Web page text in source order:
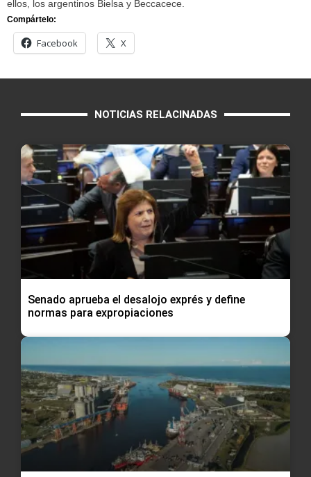
ellos, los argentinos Bielsa y Beccacece.
Compártelo:
Facebook X
NOTICIAS RELACINADAS
Senado aprueba el desalojo exprés y define
normas para expropiaciones